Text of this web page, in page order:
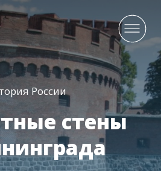
России
стены